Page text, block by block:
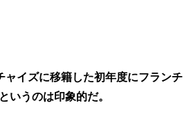
ャイズに移籍した初年度にフランチ
いうのは印象的だ。